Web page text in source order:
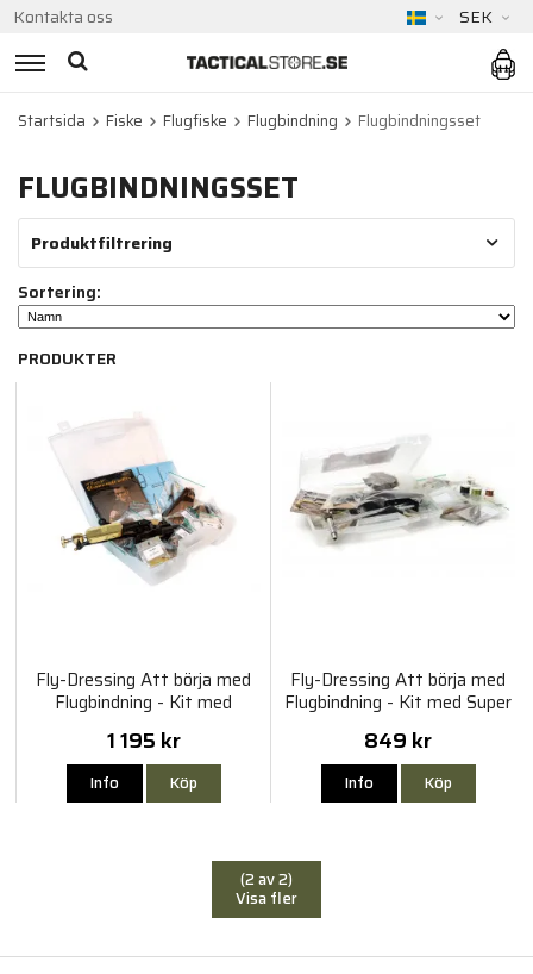
Kontakta oss SEK
Startsida Fiske Flugfiske Flugbindning Flugbindningsset
FLUGBINDNINGSSET
Produktfiltrering
Sortering:
PRODUKTER
Fly-Dressing Att börja med
Flugbindning - Kit med
Regent Vise
1 195 kr
Info Köp
Fly-Dressing Att börja med
Flugbindning - Kit med Super
A Vise
849 kr
Info Köp
(2 av 2)
Visa fler